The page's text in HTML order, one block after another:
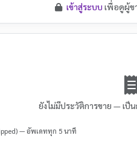
เข้าสู่ระบบ เพื่อดูผู้ข
ยังไม่มีประวัติการขาย — เป็
— อัพเดททุก 5 นาที